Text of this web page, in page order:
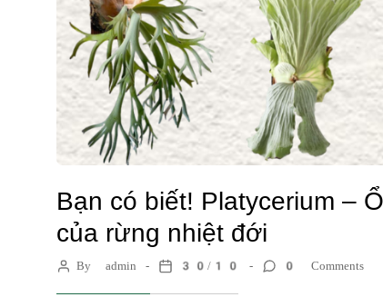
Bạn có biết! Platycerium –
của rừng nhiệt đới
By admin 30/10 0 Comments